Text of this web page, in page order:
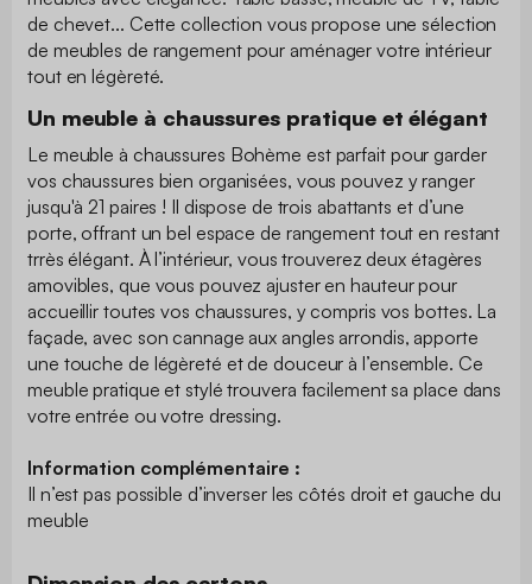
de chevet... Cette collection vous propose une sélection
de meubles de rangement pour aménager votre intérieur
tout en légèreté.
Un meuble à chaussures pratique et élégant
Le meuble à chaussures Bohème est parfait pour garder
vos chaussures bien organisées, vous pouvez y ranger
jusqu'à 21 paires ! Il dispose de trois abattants et d’une
porte, offrant un bel espace de rangement tout en restant
trrès élégant. À l’intérieur, vous trouverez deux étagères
amovibles, que vous pouvez ajuster en hauteur pour
accueillir toutes vos chaussures, y compris vos bottes. La
façade, avec son cannage aux angles arrondis, apporte
une touche de légèreté et de douceur à l’ensemble. Ce
meuble pratique et stylé trouvera facilement sa place dans
votre entrée ou votre dressing.
Information complémentaire :
Il n’est pas possible d’inverser les côtés droit et gauche du
meuble